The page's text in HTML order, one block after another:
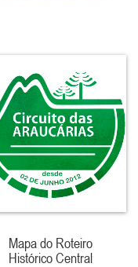
Mapa do Roteiro
Histórico Central